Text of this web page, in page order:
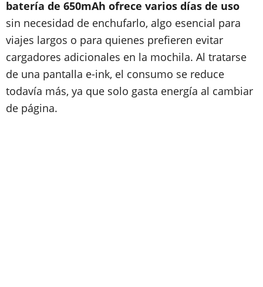
batería de 650mAh ofrece varios días de uso
sin necesidad de enchufarlo, algo esencial para
viajes largos o para quienes prefieren evitar
cargadores adicionales en la mochila. Al tratarse
de una pantalla e-ink, el consumo se reduce
todavía más, ya que solo gasta energía al cambiar
de página.